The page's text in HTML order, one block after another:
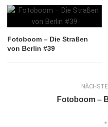
Fotoboom – Die Straßen
von Berlin #39
Fotoboom –